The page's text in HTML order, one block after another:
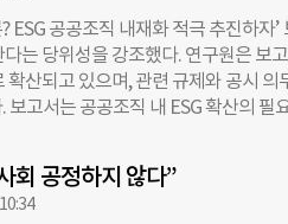
ESG 공공조직 내재화 적극 추진하자
는 당위성을 강조했다. 연구원은 보
확산되고 있으며, 관련 규제와 공시 의
고서는 공공조직 내 ESG 확산의 필
을 획기적으로 높일 수 있다. 셋째, 행
책의 혁신적 제고를 가능하게 한다는
투자자로서 1960조 원 규모의 재정
회 공정하지 않다”
10:34